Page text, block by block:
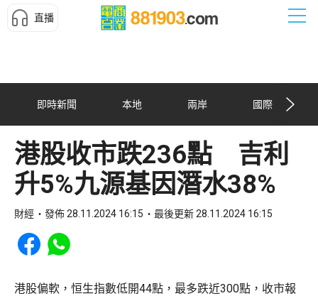
直播
即時新聞 本地 兩岸 國際
港股收市跌236點 吉利
升5%九源基因潛水38%
財經 發佈 28.11.2024 16:15 最後更新 28.11.2024 16:15
Share to Facebook
Share to WhatsApp
港股偏軟，恒生指數低開44點，最多跌近300點，收市報